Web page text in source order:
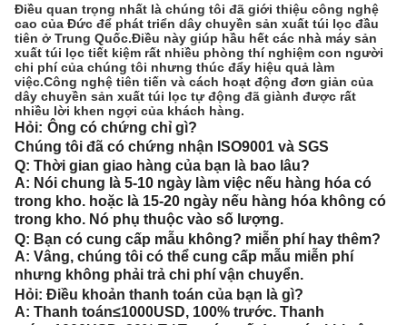
Điều quan trọng nhất là chúng tôi đã giới thiệu công nghệ
cao của Đức để phát triển dây chuyền sản xuất túi lọc đầu
tiên ở Trung Quốc.Điều này giúp hầu hết các nhà máy sản
xuất túi lọc tiết kiệm rất nhiều phòng thí nghiệm con người
chi phí của chúng tôi nhưng thúc đẩy hiệu quả làm
việc.Công nghệ tiên tiến và cách hoạt động đơn giản của
dây chuyền sản xuất túi lọc tự động đã giành được rất
nhiều lời khen ngợi của khách hàng.
Hỏi: Ông có chứng chỉ gì?
Chúng tôi đã có chứng nhận ISO9001 và SGS
Q: Thời gian giao hàng của bạn là bao lâu?
A: Nói chung là 5-10 ngày làm việc nếu hàng hóa có
trong kho. hoặc là 15-20 ngày nếu hàng hóa không có
trong kho. Nó phụ thuộc vào số lượng.
Q: Bạn có cung cấp mẫu không? miễn phí hay thêm?
A: Vâng, chúng tôi có thể cung cấp mẫu miễn phí
nhưng không phải trả chi phí vận chuyển.
Hỏi: Điều khoản thanh toán của bạn là gì?
A: Thanh toán≤1000USD, 100% trước. Thanh